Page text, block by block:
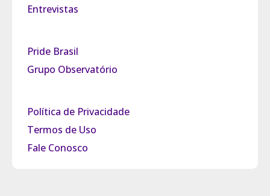
Entrevistas
Pride Brasil
Grupo Observatório
Política de Privacidade
Termos de Uso
Fale Conosco